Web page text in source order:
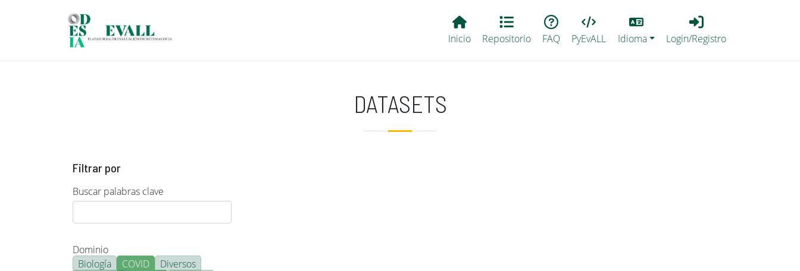
Main EvALL
Inicio Repositorio FAQ PyEvALL
Lang
Idioma
Login_Registro
Login/Registro
DATASETS
Filtrar por
Buscar palabras clave
Dominio
Biología
COVID
Diversos